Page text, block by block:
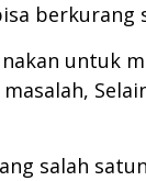
berkurang
untuk
salah